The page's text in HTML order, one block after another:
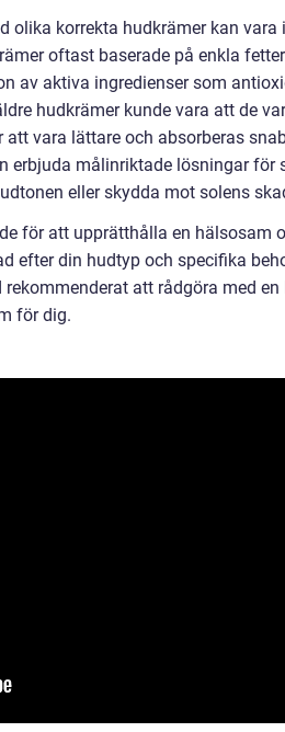
olika korrekta hudkrämer kan
oftast baserade på enkla
av aktiva ingredienser som
hudkrämer kunde vara att de
vara lättare och absorberas
erbjuda målinriktade lösningar för
eller skydda mot solens
för att upprätthålla en hälsosam
efter din hudtyp och specifika
att rådgöra med en
för dig.